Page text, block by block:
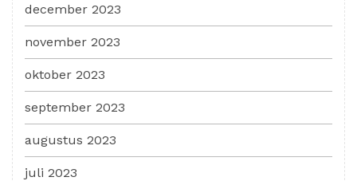
december 2023
november 2023
oktober 2023
september 2023
augustus 2023
juli 2023